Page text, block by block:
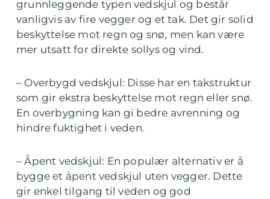
grunnleggende typen vedskjul og består
vanligvis av fire vegger og et tak. Det gir solid
beskyttelse mot regn og snø, men kan være
mer utsatt for direkte sollys og vind.
– Overbygd vedskjul: Disse har en takstruktur
som gir ekstra beskyttelse mot regn eller snø.
En overbygning kan gi bedre avrenning og
hindre fuktighet i veden.
– Åpent vedskjul: En populær alternativ er å
bygge et åpent vedskjul uten vegger. Dette
gir enkel tilgang til veden og god